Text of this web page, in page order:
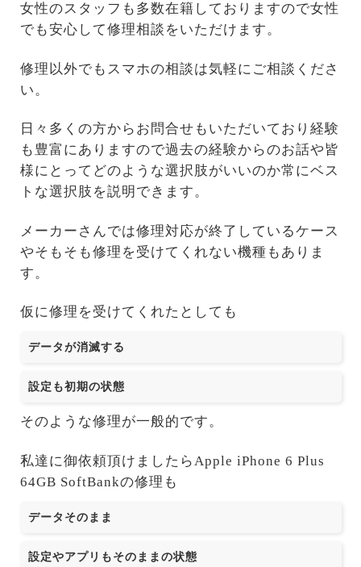
女性のスタッフも多数在籍しておりますので女性
でも安心して修理相談をいただけます。
修理以外でもスマホの相談は気軽にご相談くださ
い。
日々多くの方からお問合せもいただいており経験
も豊富にありますので過去の経験からのお話や皆
様にとってどのような選択肢がいいのか常にベス
トな選択肢を説明できます。
メーカーさんでは修理対応が終了しているケース
やそもそも修理を受けてくれない機種もありま
す。
仮に修理を受けてくれたとしても
データが消滅する
設定も初期の状態
そのような修理が一般的です。
私達に御依頼頂けましたらApple iPhone 6 Plus
64GB SoftBankの修理も
データそのまま
設定やアプリもそのままの状態